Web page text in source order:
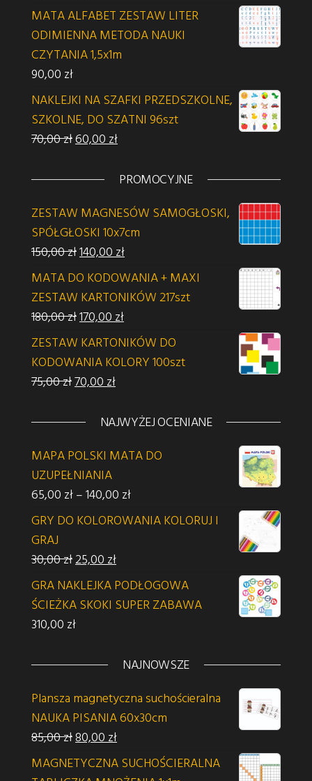
MATA ALFABET ZESTAW LITER
ODIMIENNA METODA NAUKI
CZYTANIA 1,5x1m
90,00 zł
NAKLEJKI NA SZAFKI PRZEDSZKOLNE,
SZKOLNE, DO SZATNI 96szt
70,00złPierwotna cena wynosiła: 70,00 zł.
60,00złAktualna cena wynosi: 60,00 zł.
PROMOCYJNE
ZESTAW MAGNESÓW SAMOGŁOSKI,
SPÓŁGŁOSKI 10x7cm
150,00złPierwotna cena wynosiła: 150,00 zł.
140,00złAktualna cena wynosi: 140,00 zł.
MATA DO KODOWANIA + MAXI
ZESTAW KARTONIKÓW 217szt
180,00złPierwotna cena wynosiła: 180,00 zł.
170,00złAktualna cena wynosi: 170,00 zł.
ZESTAW KARTONIKÓW DO
KODOWANIA KOLORY 100szt
75,00złPierwotna cena wynosiła: 75,00 zł.
70,00złAktualna cena wynosi: 70,00 zł.
NAJWYŻEJ OCENIANE
MAPA POLSKI MATA DO
UZUPEŁNIANIA
65,00 zł–140,00 złZakres cen: od 65,00 zł do 140,00
GRY DO KOLOROWANIA KOLORUJ I
GRAJ
30,00złPierwotna cena wynosiła: 30,00 zł.
25,00złAktualna cena wynosi: 25,00 zł.
GRA NAKLEJKA PODŁOGOWA
ŚCIEŻKA SKOKI SUPER ZABAWA
310,00 zł
NAJNOWSZE
Plansza magnetyczna suchościeralna
NAUKA PISANIA 60x30cm
85,00złPierwotna cena wynosiła: 85,00 zł.
80,00złAktualna cena wynosi: 80,00 zł.
MAGNETYCZNA SUCHOŚCIERALNA